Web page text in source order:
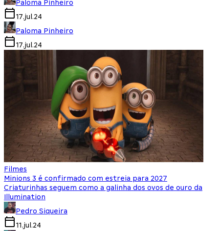
Paloma Pinheiro
17.jul.24
Paloma Pinheiro
17.jul.24
Filmes
Minions 3 é confirmado com estreia para 2027
Criaturinhas seguem como a galinha dos ovos de ouro da
Illumination
Pedro Siqueira
11.jul.24